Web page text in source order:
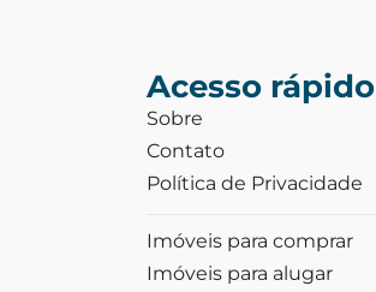
Acesso rápido
Sobre
Contato
Política de Privacidade
Imóveis para comprar
Imóveis para alugar